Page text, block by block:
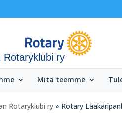
Rotaryklubi ry
Mitä teemme
Rotaryklubi ry » Rotary